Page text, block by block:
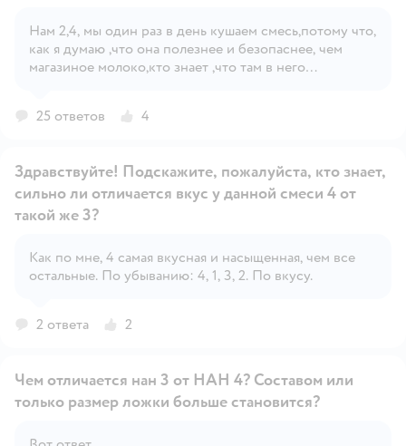
Открыть вопрос
Нам 2,4, мы один раз в день кушаем смесь,потому что,
как я думаю ,что она полезнее и безопаснее, чем
магазиное молоко,кто знает ,что там в него
полезного,а сырое молоко давать ребенку ,я думаю
точно нет,что возможно встретить в магазином
молочке,а специальное детское молоко ультра
пастеризованное и что в нем тоже хорошего,так что
кормить ей ,вместо обычного молока
25 ответов 4
Открыть вопрос
Здравствуйте! Подскажите, пожалуйста, кто знает,
сильно ли отличается вкус у данной смеси 4 от
такой же 3?
Как по мне, 4 самая вкусная и насыщенная, чем все
остальные. По убыванию: 4, 1, 3, 2. По вкусу.
2 ответа 2
Чем отличается нан 3 от НАН 4? Составом или
только размер ложки больше становится?